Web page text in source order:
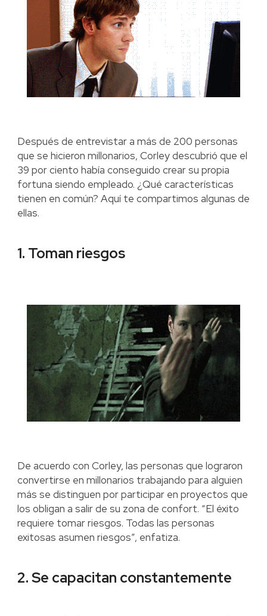
Después de entrevistar a más de 200 personas
que se hicieron millonarios, Corley descubrió que el
39 por ciento había conseguido crear su propia
fortuna siendo empleado. ¿Qué características
tienen en común? Aquí te compartimos algunas de
ellas.
1. Toman riesgos
De acuerdo con Corley, las personas que lograron
convertirse en millonarios trabajando para alguien
más se distinguen por participar en proyectos que
los obligan a salir de su zona de confort. “El éxito
requiere tomar riesgos. Todas las personas
exitosas asumen riesgos”, enfatiza.
2. Se capacitan constantemente